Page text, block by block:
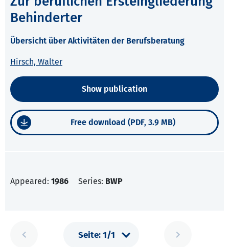
Behinderter
Übersicht über Aktivitäten der Berufsberatung
Hirsch, Walter
Show publication
Free download (PDF, 3.9 MB)
Appeared: 1986 Series: BWP